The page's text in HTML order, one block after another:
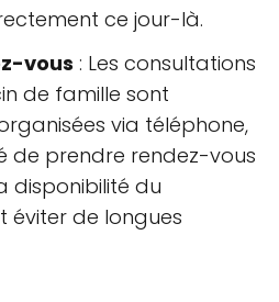
ce jour-là.
vous : Les consultations
de famille sont
via téléphone,
de prendre rendez-vous
disponibilité du
éviter de longues